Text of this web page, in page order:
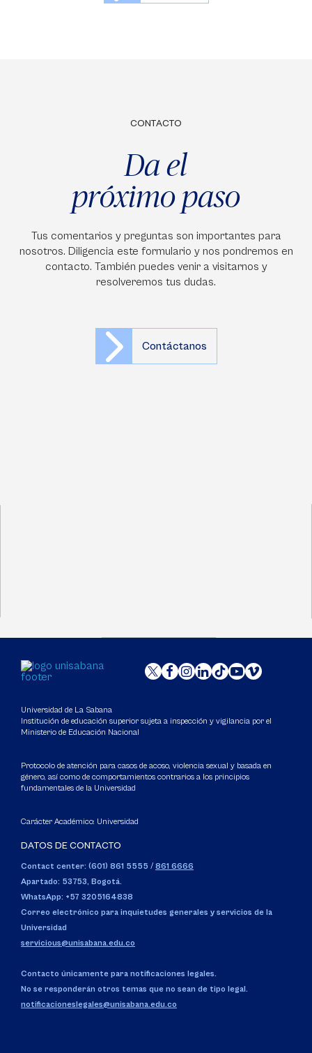
CONTACTO
Da el
próximo paso
Tus comentarios y preguntas son importantes para
nosotros. Diligencia este formulario y nos pondremos en
contacto. También puedes venir a visitarnos y
resolveremos tus dudas.
Contáctanos
Universidad de La Sabana
Institución de educación superior sujeta a inspección y vigilancia por el
Ministerio de Educación Nacional
Protocolo de atención para casos de acoso, violencia sexual y basada en
género, así como de comportamientos contrarios a los principios
fundamentales de la Universidad
Carácter Académico: Universidad
DATOS DE CONTACTO
Contact center: (601) 861 5555 / 861 6666
Apartado: 53753, Bogotá.
WhatsApp: +57 3205164838
Correo electrónico para inquietudes generales y servicios de la
Universidad
servicious@unisabana.edu.co
Contacto únicamente para notificaciones legales.
No se responderán otros temas que no sean de tipo legal.
notificacioneslegales@unisabana.edu.co